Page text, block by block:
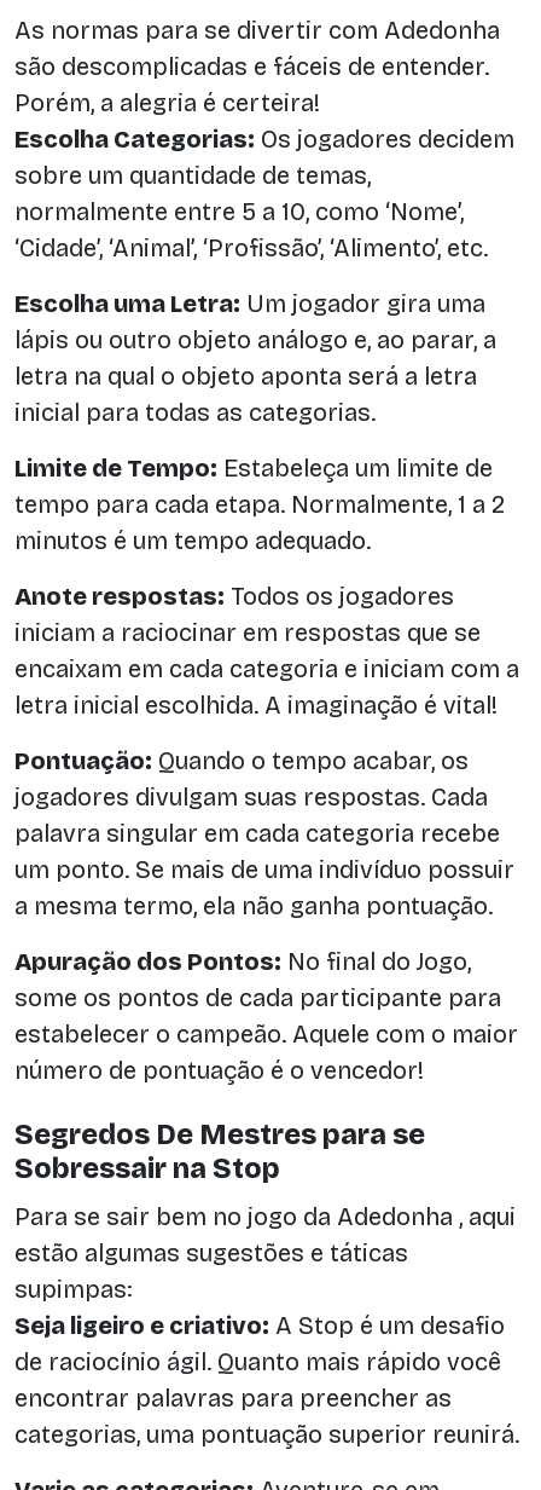
As normas para se divertir com Adedonha
são descomplicadas e fáceis de entender.
Porém, a alegria é certeira!
Escolha Categorias: Os jogadores decidem
sobre um quantidade de temas,
normalmente entre 5 a 10, como ‘Nome’,
‘Cidade’, ‘Animal’, ‘Profissão’, ‘Alimento’, etc.
Escolha uma Letra: Um jogador gira uma
lápis ou outro objeto análogo e, ao parar, a
letra na qual o objeto aponta será a letra
inicial para todas as categorias.
Limite de Tempo: Estabeleça um limite de
tempo para cada etapa. Normalmente, 1 a 2
minutos é um tempo adequado.
Anote respostas: Todos os jogadores
iniciam a raciocinar em respostas que se
encaixam em cada categoria e iniciam com a
letra inicial escolhida. A imaginação é vital!
Pontuação: Quando o tempo acabar, os
jogadores divulgam suas respostas. Cada
palavra singular em cada categoria recebe
um ponto. Se mais de uma indivíduo possuir
a mesma termo, ela não ganha pontuação.
Apuração dos Pontos: No final do Jogo,
some os pontos de cada participante para
estabelecer o campeão. Aquele com o maior
número de pontuação é o vencedor!
Segredos De Mestres para se
Sobressair na Stop
Para se sair bem no jogo da Adedonha , aqui
estão algumas sugestões e táticas
supimpas:
Seja ligeiro e criativo: A Stop é um desafio
de raciocínio ágil. Quanto mais rápido você
encontrar palavras para preencher as
categorias, uma pontuação superior reunirá.